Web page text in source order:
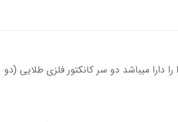
دارا میباشد دو سر کانکتور فلزی طلایی (دو